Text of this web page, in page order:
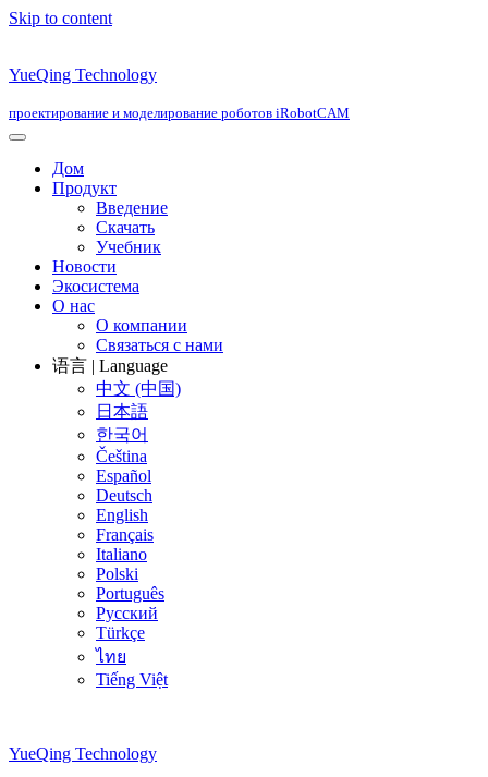
Skip to content
YueQing Technology
проектирование и моделирование роботов iRobotCAM
Дом
Продукт
Введение
Скачать
Учебник
Новости
Экосистема
О нас
О компании
Связаться с нами
语言 | Language
中文 (中国)
日本語
한국어
Čeština
Español
Deutsch
English
Français
Italiano
Polski
Português
Русский
Türkçe
ไทย
Tiếng Việt
YueQing Technology